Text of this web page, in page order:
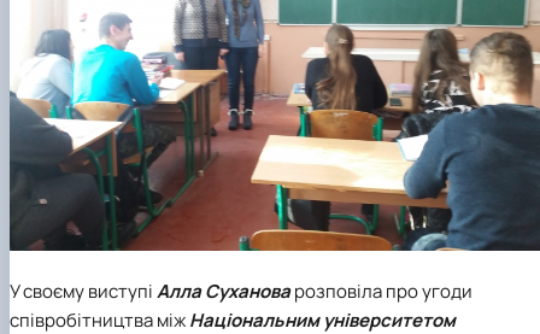
У своєму виступіАлла Сухановарозповіла про угоди
співробітництва міжНаціональним університетом